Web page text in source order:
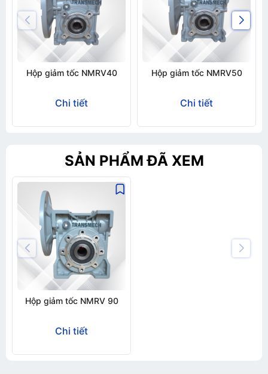
Hộp giảm tốc NMRV40
Chi tiết
Hộp giảm tốc NMRV50
Chi tiết
SẢN PHẨM ĐÃ XEM
Hộp giảm tốc NMRV 90
Chi tiết